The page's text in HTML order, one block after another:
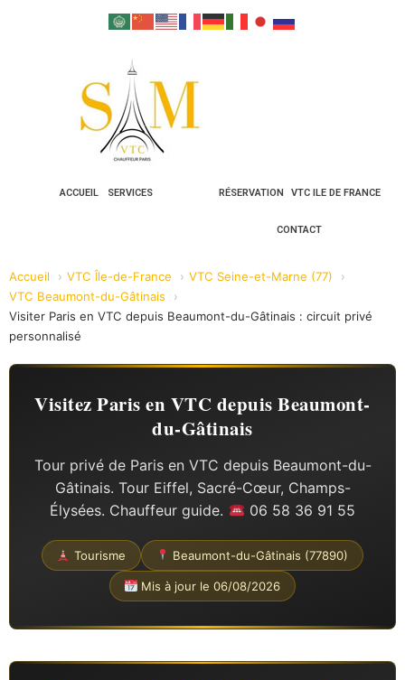
ACCUEIL SERVICES RÉSERVATION VTC ILE DE FRANCE
CONTACT
Accueil VTC Île-de-France
VTC Seine-et-Marne (77)
VTC Beaumont-du-Gâtinais
Visiter Paris en VTC depuis Beaumont-du-Gâtinais : circuit privé
personnalisé
Visitez Paris en VTC depuis Beaumont-
du-Gâtinais
Tour privé de Paris en VTC depuis Beaumont-du-
Gâtinais. Tour Eiffel, Sacré-Cœur, Champs-
Élysées. Chauffeur guide.
06 58 36 91 55
Tourisme Beaumont-du-Gâtinais (77890)
Mis à jour le 06/08/2026